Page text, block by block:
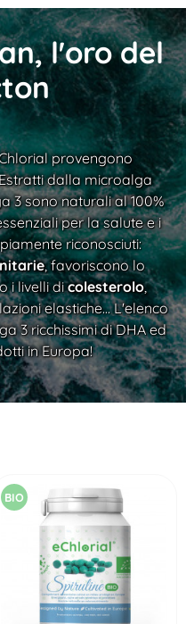
l'oro del
provengono
dalla microalga
3 sono naturali al 100%
per la salute e i
riconosciuti:
, favoriscono lo
i livelli dicolesterolo,
elastiche... L'elenco
3 ricchissimi di DHA ed
in Europa!
BIO